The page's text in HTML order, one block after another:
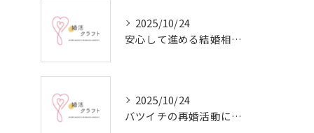
2025/10/24
安心して進める結婚相談所の利用法
2025/10/24
バツイチの再婚活動に成功するための戦略